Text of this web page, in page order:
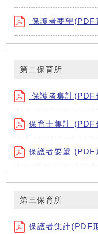
保護者要望
第二保育所
保護者集計
保育士集計
保護者要望
第三保育所
保護者集計(PDF